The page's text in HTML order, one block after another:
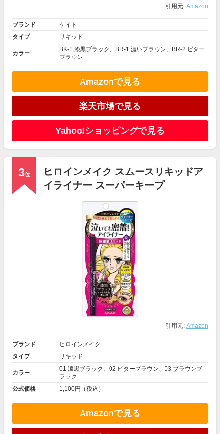
引用元: Amazon
ブランド
ケイト
タイプ
リキッド
カラー
BK-1 漆黒ブラック、BR-1 濃いブラウン、BR-2 ビター
ブラウン
Amazonで見る
楽天市場で見る
Yahoo!ショッピングで見る
3位
ヒロインメイク スムースリキッドア
イライナー スーパーキープ
引用元: Amazon
ブランド
ヒロインメイク
タイプ
リキッド
カラー
01 漆黒ブラック、02 ビターブラウン、03 ブラウンブ
ラック
公式価格
1,100円（税込）
Amazonで見る